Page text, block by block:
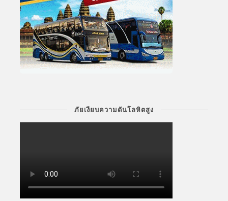
ภัยเงียบความดันโลหิตสูง